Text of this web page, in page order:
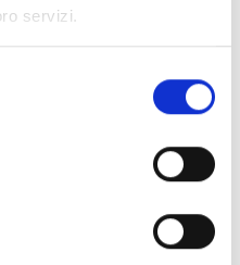
servizi.
con attenzione (Cfr.
Contatta
agroalimentare ai